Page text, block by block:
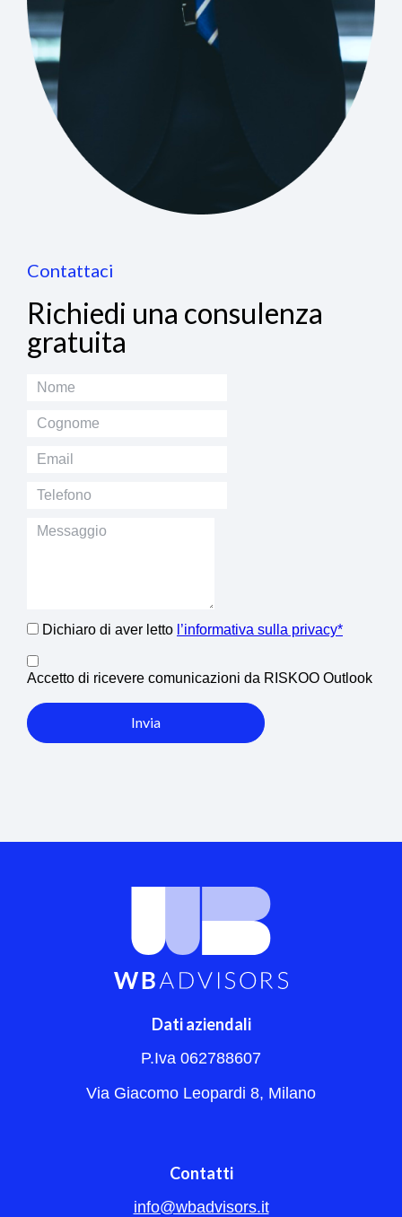
Contattaci
Richiedi una consulenza
gratuita
Dichiaro di aver letto l’informativa sulla privacy*
Accetto di ricevere comunicazioni da RISKOO Outlook
Invia
Dati aziendali
P.Iva 062788607
Via Giacomo Leopardi 8, Milano
Contatti
info@wbadvisors.it